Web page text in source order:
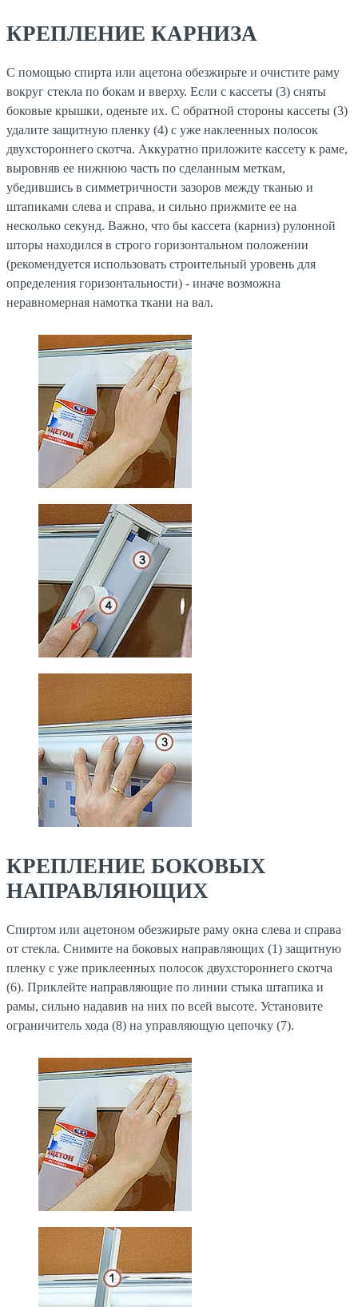
КРЕПЛЕНИЕ КАРНИЗА
С помощью спирта или ацетона обезжирьте и очистите раму
вокруг стекла по бокам и вверху. Если с кассеты (3) сняты
боковые крышки, оденьте их. С обратной стороны кассеты (3)
удалите защитную пленку (4) с уже наклеенных полосок
двухстороннего скотча. Аккуратно приложите кассету к раме,
выровняв ее нижнюю часть по сделанным меткам,
убедившись в симметричности зазоров между тканью и
штапиками слева и справа, и сильно прижмите ее на
несколько секунд. Важно, что бы кассета (карниз) рулонной
шторы находился в строго горизонтальном положении
(рекомендуется использовать строительный уровень для
определения горизонтальности) - иначе возможна
неравномерная намотка ткани на вал.
КРЕПЛЕНИЕ БОКОВЫХ
НАПРАВЛЯЮЩИХ
Спиртом или ацетоном обезжирьте раму окна слева и справа
от стекла. Снимите на боковых направляющих (1) защитную
пленку с уже приклеенных полосок двухстороннего скотча
(6). Приклейте направляющие по линии стыка штапика и
рамы, сильно надавив на них по всей высоте. Установите
ограничитель хода (8) на управляющую цепочку (7).